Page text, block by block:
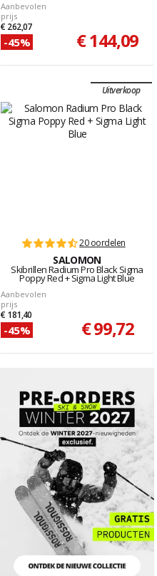
Aanbevolen
prijs
€ 262,07
-45% € 144,09
Uitverkoop
20 oordelen
SALOMON
Skibrillen Radium Pro Black Sigma
Poppy Red + Sigma Light Blue
Aanbevolen
prijs
€ 181,40
-45% € 99,72